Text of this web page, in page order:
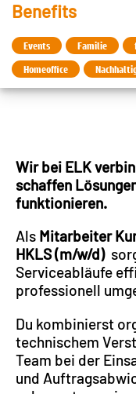
Benefits
Events Familie
Homeoffice
Wir bei ELK
schaffen
funktionieren.
Als Mitarbeiter
HKLS (m/w/d)
Serviceabläufe
professionell
Du kombinierst
technischem
Team bei der
und